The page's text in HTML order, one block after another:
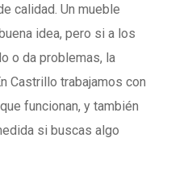
calidad. Un mueble
idea, pero si a los
o da problemas, la
Castrillo trabajamos con
funcionan, y también
si buscas algo